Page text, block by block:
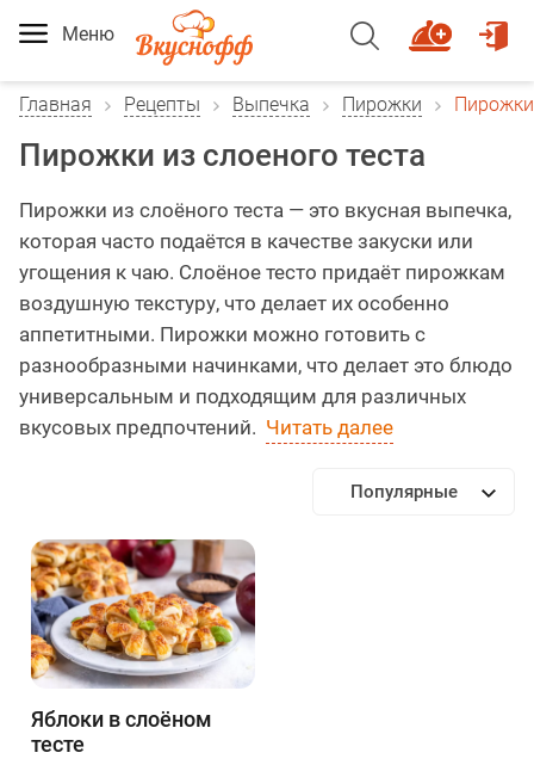
Меню
Главная Рецепты Выпечка Пирожки Пирожки
Пирожки из слоеного теста
Пирожки из слоёного теста — это вкусная выпечка,
которая часто подаётся в качестве закуски или
угощения к чаю. Слоёное тесто придаёт пирожкам
воздушную текстуру, что делает их особенно
аппетитными. Пирожки можно готовить с
разнообразными начинками, что делает это блюдо
универсальным и подходящим для различных
вкусовых предпочтений. Читать далее
Популярные
Яблоки в слоёном
тесте